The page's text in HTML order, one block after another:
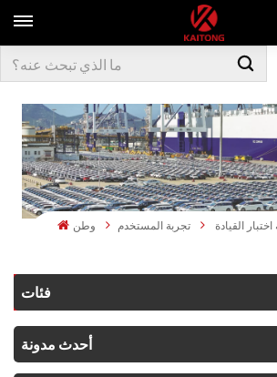
وطن تجربة المستخدم
فئات
أحدث مدونة